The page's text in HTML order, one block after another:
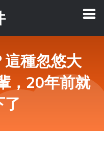
種忽悠大
，20年前就